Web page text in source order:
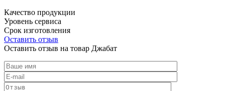
Качество продукции
Уровень сервиса
Срок изготовления
Оставить отзыв
Оставить отзыв на товар Джабат